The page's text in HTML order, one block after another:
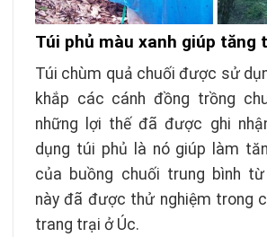
Túi phủ màu xanh giúp tăng
Túi chùm quả chuối được sử
khắp các cánh đồng trồng
những lợi thế đã được ghi
dụng túi phủ là nó giúp làm
của buồng chuối trung bình từ
này đã được thử nghiệm trong
trang trại ở Úc.